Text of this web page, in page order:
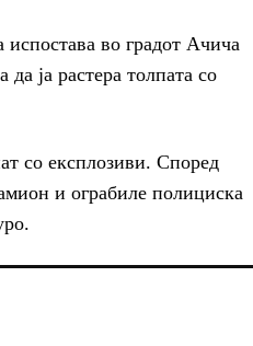
испостава во градот Ачича
ја растера толпата со
со експлозиви. Според
и ограбиле полициска